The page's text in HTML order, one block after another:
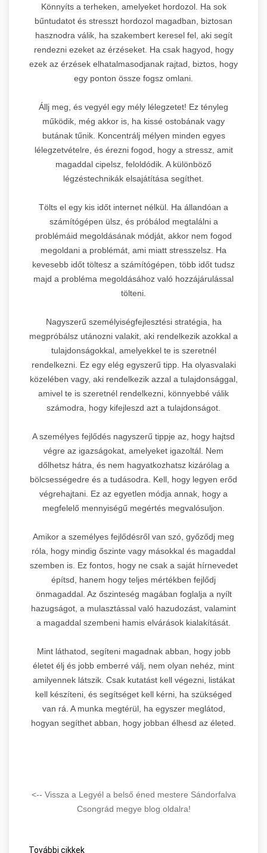
Könnyíts a terheken, amelyeket hordozol. Ha sok
bűntudatot és stresszt hordozol magadban, biztosan
hasznodra válik, ha szakembert keresel fel, aki segít
rendezni ezeket az érzéseket. Ha csak hagyod, hogy
ezek az érzések elhatalmasodjanak rajtad, biztos, hogy
egy ponton össze fogsz omlani.
Állj meg, és vegyél egy mély lélegzetet! Ez tényleg
működik, még akkor is, ha kissé ostobának vagy
butának tűnik. Koncentrálj mélyen minden egyes
lélegzetvételre, és érezni fogod, hogy a stressz, amit
magaddal cipelsz, feloldódik. A különböző
légzéstechnikák elsajátítása segíthet.
Tölts el egy kis időt internet nélkül. Ha állandóan a
számítógépen ülsz, és próbálod megtalálni a
problémáid megoldásának módját, akkor nem fogod
megoldani a problémát, ami miatt stresszelsz. Ha
kevesebb időt töltesz a számítógépen, több időt tudsz
majd a probléma megoldásához való hozzájárulással
tölteni.
Nagyszerű személyiségfejlesztési stratégia, ha
megpróbálsz utánozni valakit, aki rendelkezik azokkal a
tulajdonságokkal, amelyekkel te is szeretnél
rendelkezni. Ez egy elég egyszerű tipp. Ha olyasvalaki
közelében vagy, aki rendelkezik azzal a tulajdonsággal,
amivel te is szeretnél rendelkezni, könnyebbé válik
számodra, hogy kifejleszd azt a tulajdonságot.
A személyes fejlődés nagyszerű tippje az, hogy hajtsd
végre az igazságokat, amelyeket igazoltál. Nem
dőlhetsz hátra, és nem hagyatkozhatsz kizárólag a
bölcsességedre és a tudásodra. Kell, hogy legyen erőd
végrehajtani. Ez az egyetlen módja annak, hogy a
megfelelő mennyiségű megértés megvalósuljon.
Amikor a személyes fejlődésről van szó, győződj meg
róla, hogy mindig őszinte vagy másokkal és magaddal
szemben is. Ez fontos, hogy ne csak a saját hírnevedet
építsd, hanem hogy teljes mértékben fejlődj
önmagaddal. Az őszinteség magában foglalja a nyílt
hazugságot, a mulasztással való hazudozást, valamint
a magaddal szembeni hamis elvárások kialakítását.
Mint láthatod, segíteni magadnak abban, hogy jobb
életet élj és jobb emberré válj, nem olyan nehéz, mint
amilyennek látszik. Csak kutatást kell végezni, listákat
kell készíteni, és segítséget kell kérni, ha szükséged
van rá. A munka megtérül, ha egyszer meglátod,
hogyan segíthet abban, hogy jobban élhesd az életed.
<-- Vissza a Legyél a belső éned mestere Sándorfalva
Csongrád megye blog oldalra!
További cikkek